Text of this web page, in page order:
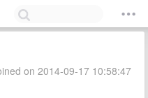
on 2014-09-17 10:58:47